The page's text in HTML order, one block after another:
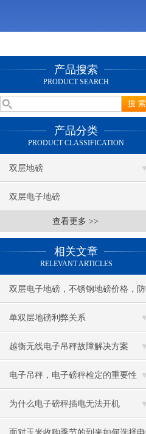
产品搜索
PRODUCT SEARCH
产品分类
PRODUCT CLASSIFICATION
双层地磅
双层电子地磅
查看更多 >>
相关文章
RELEVANT ARTICLES
双层电子地磅，不锈钢地磅价格，防
爆地磅维修
单双层地磅利弊关系
越衡无线电子吊秤故障解决方案
电子吊秤，电子磅秤检定的重要性
为什么电子磅秤插电无法开机